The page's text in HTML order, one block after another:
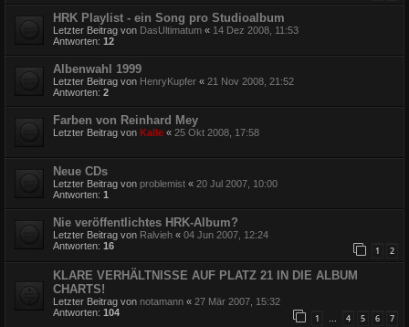
HRK Playlist - ein Song pro Studioalbum
Letzter Beitrag von DasUltimatum « 14 Dez 2008, 11:53
Antworten: 12
Albenwahl 1999
Letzter Beitrag von HenryKupfer « 21 Nov 2008, 21:52
Antworten: 2
Farben von Reinhard Mey
Letzter Beitrag von Kalle « 25 Okt 2008, 17:58
Neue CDs
Letzter Beitrag von problemist « 20 Jul 2007, 10:00
Antworten: 1
Nie veröffentlichtes HRK-Album?
Letzter Beitrag von Ralvieh « 04 Jun 2007, 12:24
Antworten: 16 1 2
KLARE VERHÄLTNISSE AUF PLATZ 21 IN DIE ALBUM
CHARTS!
Letzter Beitrag von notamann « 27 Mär 2007, 15:32
Antworten: 104 1 … 4 5 6 7